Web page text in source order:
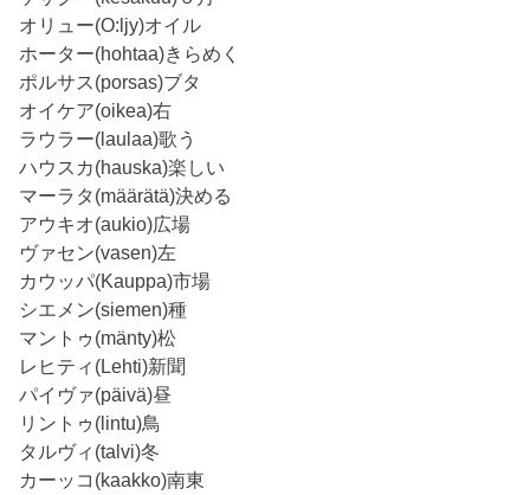
オリュー(O:ljy)オイル
ホーター(hohtaa)きらめく
ポルサス(porsas)ブタ
オイケア(oikea)右
ラウラー(laulaa)歌う
ハウスカ(hauska)楽しい
マーラタ(määrätä)決める
アウキオ(aukio)広場
ヴァセン(vasen)左
カウッパ(Kauppa)市場
シエメン(siemen)種
マントゥ(mänty)松
レヒティ(Lehti)新聞
パイヴァ(päivä)昼
リントゥ(lintu)鳥
タルヴィ(talvi)冬
カーッコ(kaakko)南東